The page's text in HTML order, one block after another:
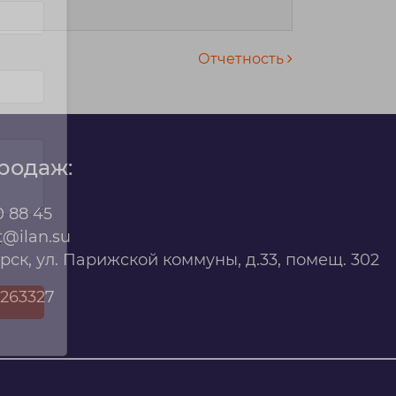
Отчетность
88 45
ул. Парижской коммуны, д.33, помещ. 302